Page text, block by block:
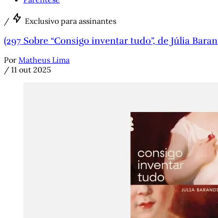
/ Exclusivo para assinantes
(297 Sobre “Consigo inventar tudo”, de Júlia
Por Matheus Lima
/ 11 out 2025